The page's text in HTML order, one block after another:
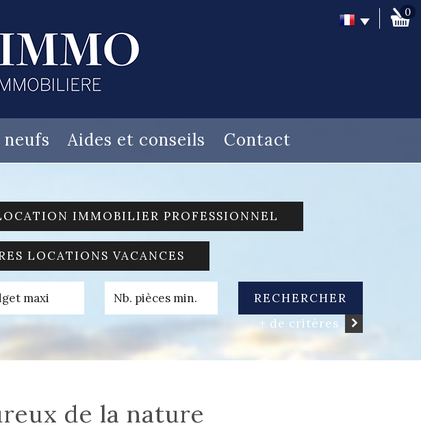
0
neufs Aides et conseils Contact
IMMOBILIER PROFESSIONNEL
LOCATIONS VACANCES
RECHERCHER
+ de critères
de la nature